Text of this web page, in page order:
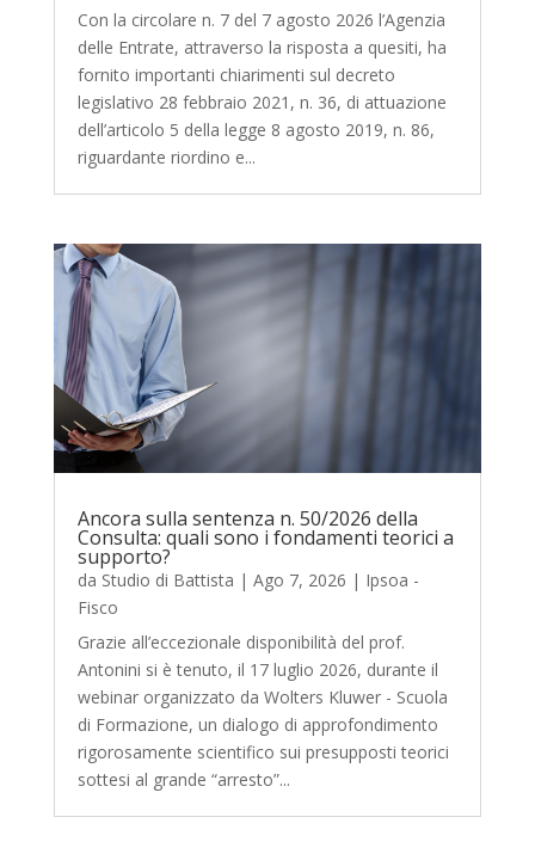
Con la circolare n. 7 del 7 agosto 2026 l’Agenzia
delle Entrate, attraverso la risposta a quesiti, ha
fornito importanti chiarimenti sul decreto
legislativo 28 febbraio 2021, n. 36, di attuazione
dell’articolo 5 della legge 8 agosto 2019, n. 86,
riguardante riordino e...
Ancora sulla sentenza n. 50/2026 della
Consulta: quali sono i fondamenti teorici a
supporto?
da Studio di Battista | Ago 7, 2026 | Ipsoa -
Fisco
Grazie all’eccezionale disponibilità del prof.
Antonini si è tenuto, il 17 luglio 2026, durante il
webinar organizzato da Wolters Kluwer - Scuola
di Formazione, un dialogo di approfondimento
rigorosamente scientifico sui presupposti teorici
sottesi al grande “arresto”...